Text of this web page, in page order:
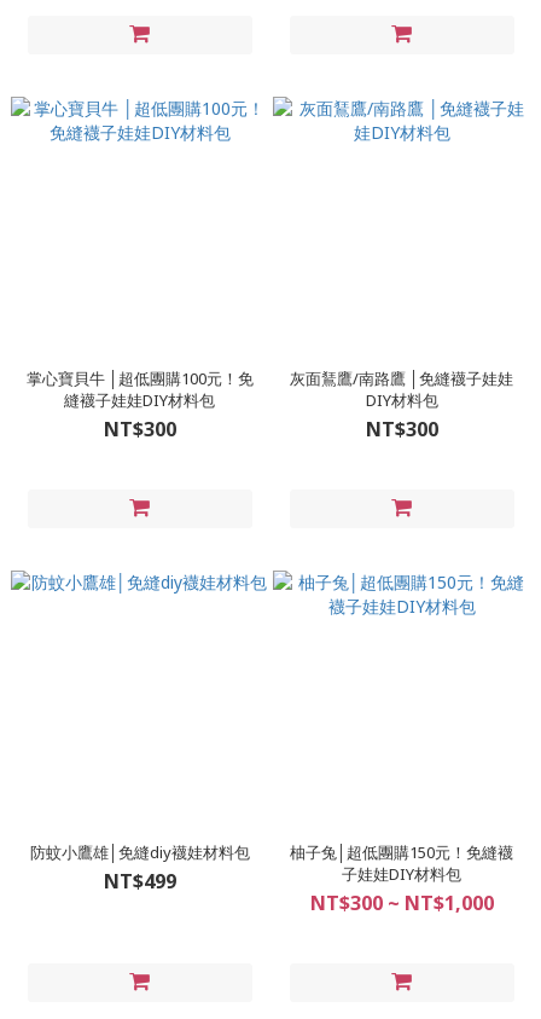
掌心寶貝牛 │超低團購100元！免
縫襪子娃娃DIY材料包
NT$300
灰面鵟鷹/南路鷹 │免縫襪子娃娃
DIY材料包
NT$300
防蚊小鷹雄│免縫diy襪娃材料包
NT$499
柚子兔│超低團購150元！免縫襪
子娃娃DIY材料包
NT$300 ~ NT$1,000